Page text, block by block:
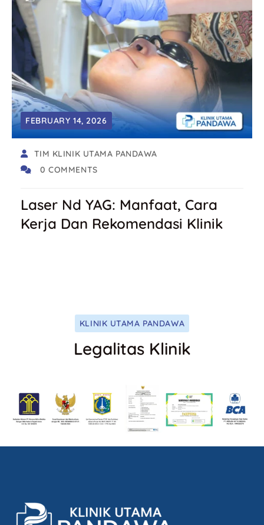
FEBRUARY 14, 2026
TIM KLINIK UTAMA PANDAWA
0 COMMENTS
Laser Nd YAG: Manfaat, Cara
Kerja Dan Rekomendasi Klinik
KLINIK UTAMA PANDAWA
Legalitas Klinik